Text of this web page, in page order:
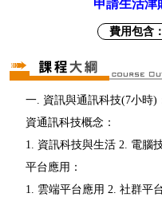
申請生活津
費用包含：
一. 資訊與通訊科技(7小時)
資通訊科技概念：
1. 資訊科技與生活 2. 電腦
平台應用：
1. 雲端平台應用 2. 社群平